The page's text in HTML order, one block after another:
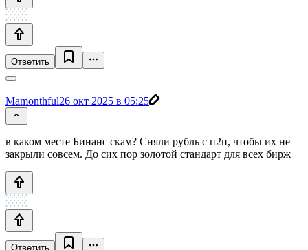
Ответить
Mamonthful26 окт 2025 в 05:25
в каком месте Бинанс скам? Сняли рубль с п2п, чтобы их не
закрыли совсем. До сих пор золотой стандарт для всех бирж
Ответить